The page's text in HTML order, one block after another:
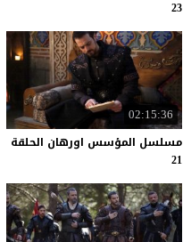
23
02:15:36
مسلسل المؤسس اورهان الحلقة
21